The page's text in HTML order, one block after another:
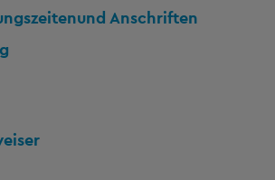
und Anschriften